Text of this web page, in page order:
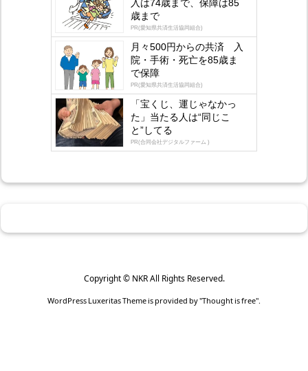
gly
入は74歳まで、保障は85
歳まで
PR(愛知県共済生活協同組合)
月々500円からの共済 入
院・手術・死亡を85歳ま
で保障
PR(愛知県共済生活協同組合)
「宝くじ、運じゃなかっ
た」当たる人は“同じこ
と”してる
PR(合同会社デジタルファーム )
Copyright © NKRAll Rights Reserved.
WordPress Luxeritas Theme is provided by "Thought is free".